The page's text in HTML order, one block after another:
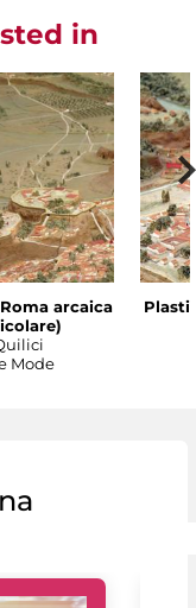
in
arcaica
Mode